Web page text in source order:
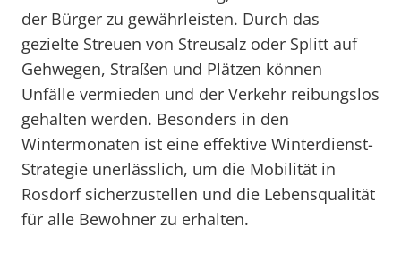
der Bürger zu gewährleisten. Durch das
gezielte Streuen von Streusalz oder Splitt auf
Gehwegen, Straßen und Plätzen können
Unfälle vermieden und der Verkehr reibungslos
gehalten werden. Besonders in den
Wintermonaten ist eine effektive Winterdienst-
Strategie unerlässlich, um die Mobilität in
Rosdorf sicherzustellen und die Lebensqualität
für alle Bewohner zu erhalten.